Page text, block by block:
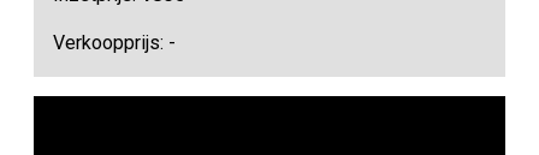
Verkoopprijs: -